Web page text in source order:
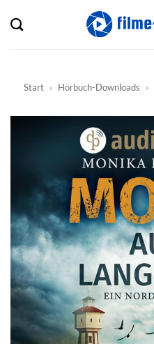
Inhalt
springen
Start » Hörbuch-Downloads »